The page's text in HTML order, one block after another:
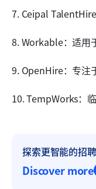
7. Ceipal
8. Workable：适用
9. OpenHire：专注
10. TempWorks：
探索更智能的招
Discover more